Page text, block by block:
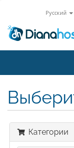
Русский
Категории